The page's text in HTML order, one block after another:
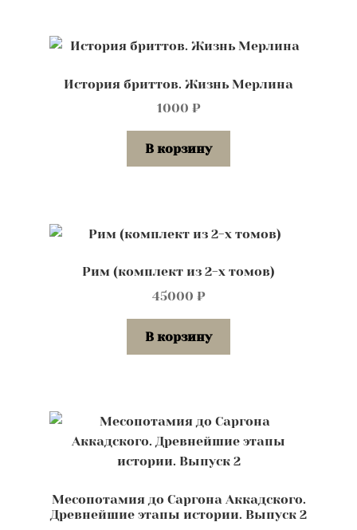
История бриттов. Жизнь Мерлина
1000 ₽
В корзину
Рим (комплект из 2-х томов)
45000 ₽
В корзину
Месопотамия до Саргона Аккадского.
Древнейшие этапы истории. Выпуск 2